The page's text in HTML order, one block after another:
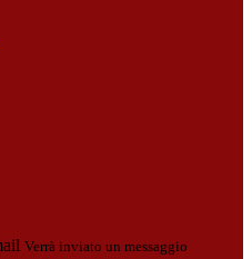
Verrà inviato un messaggio